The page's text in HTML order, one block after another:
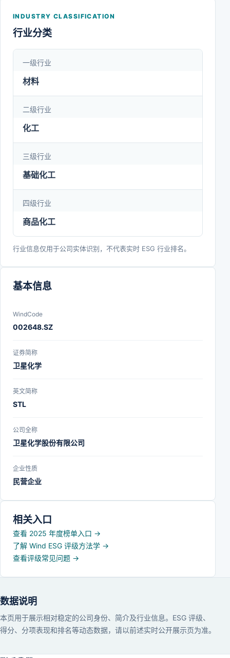
品，形成功能化学品、新能源材料、高分子新材料三
成功打通中国首条乙烷全球供应链，将清洁原料引进
国内建设乙烷裂解工艺路线装置，并形成C2产业链
设引进美国UOP技术的丙烷脱氢装置的企业，并完成
了C3全产业链一体化布局。近年来，卫星化学深化
推进“管理领先”和“技术领先”，依托科技创新和现代
企业制度建设，持续保持产业链和产品的市场竞争
力。
INDUSTRY CLASSIFICATION
行业分类
一级行业
材料
二级行业
化工
三级行业
基础化工
四级行业
商品化工
行业信息仅用于公司实体识别，不代表实时 ESG 行业排名。
基本信息
WindCode
002648.SZ
证券简称
卫星化学
英文简称
STL
公司全称
卫星化学股份有限公司
企业性质
民营企业
相关入口
查看 2025 年度榜单入口 →
了解 Wind ESG 评级方法学 →
查看评级常见问题 →
数据说明
本页用于展示相对稳定的公司身份、简介及行业信息。ESG 评级、
得分、分项表现和排名等动态数据，请以前述实时公开展示页为准。